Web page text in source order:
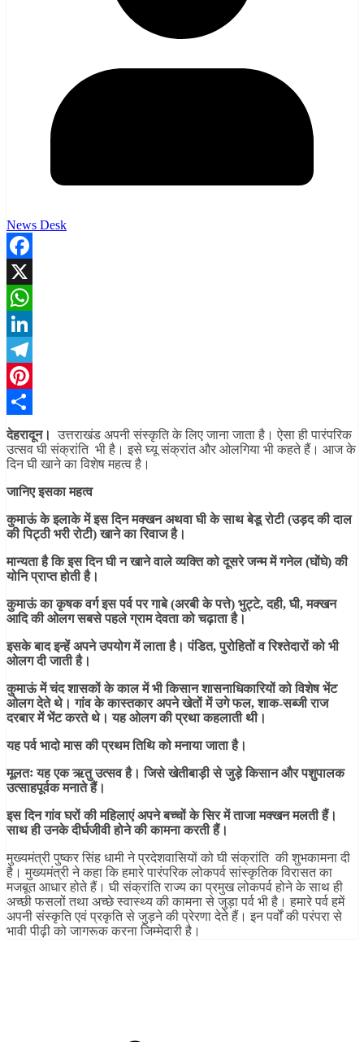
News Desk
Facebook
X
WhatsApp
LinkedIn
Telegram
Pinterest
Share
देहरादून। उत्तराखंड अपनी संस्कृति के लिए जाना जाता है। ऐसा ही पारंपरिक
उत्सव घी संक्रांति भी है। इसे घ्यू संक्रांत और ओलगिया भी कहते हैं। आज के
दिन घी खाने का विशेष महत्‍व है।
जानिए इसका महत्व
कुमाऊं के इलाके में इस दिन मक्खन अथवा घी के साथ बेडू रोटी (उड़द की दाल
की पिट्ठी भरी रोटी) खाने का रिवाज है।
मान्यता है कि इस दिन घी न खाने वाले व्यक्ति को दूसरे जन्म में गनेल (घोंघे) की
योनि प्राप्त होती है।
कुमाऊं का कृषक वर्ग इस पर्व पर गाबे (अरबी के पत्ते) भुट्टे, दही, घी, मक्खन
आदि की ओलग सबसे पहले ग्राम देवता को चढ़ाता है।
इसके बाद इन्हें अपने उपयोग में लाता है। पंडित, पुरोहितों व रिश्तेदारों को भी
ओलग दी जाती है।
कुमाऊं में चंद शासकों के काल में भी किसान शासनाधिकारियों को विशेष भेंट
ओलग देते थे। गांव के कास्तकार अपने खेतों में उगे फल, शाक-सब्जी राज
दरबार में भेंट करते थे। यह ओलग की प्रथा कहलाती थी।
यह पर्व भादो मास की प्रथम तिथि को मनाया जाता है।
मूलतः यह एक ऋतु उत्सव है। जिसे खेतीबाड़ी से जुड़े किसान और पशुपालक
उत्साहपूर्वक मनाते हैं।
इस दिन गांव घरों की महिलाएं अपने बच्चों के सिर में ताजा मक्खन मलती हैं।
साथ ही उनके दीर्घजीवी होने की कामना करती हैं।
मुख्यमंत्री पुष्कर सिंह धामी ने प्रदेशवासियों को घी संक्रांति की शुभकामना दी
है। मुख्यमंत्री ने कहा कि हमारे पारंपरिक लोकपर्व सांस्कृतिक विरासत का
मजबूत आधार होते हैं। घी संक्रांति राज्य का प्रमुख लोकपर्व होने के साथ ही
अच्छी फसलों तथा अच्छे स्वास्थ्य की कामना से जुड़ा पर्व भी है। हमारे पर्व हमें
अपनी संस्कृति एवं प्रकृति से जुड़ने की प्रेरणा देते हैं। इन पर्वों की परंपरा से
भावी पीढ़ी को जागरूक करना जिम्मेदारी है।